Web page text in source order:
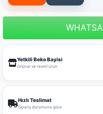
Yetkili Beko Bayisi
Orijinal ve resmî ürün
Hızlı Teslimat
Sipariş durumuna göre